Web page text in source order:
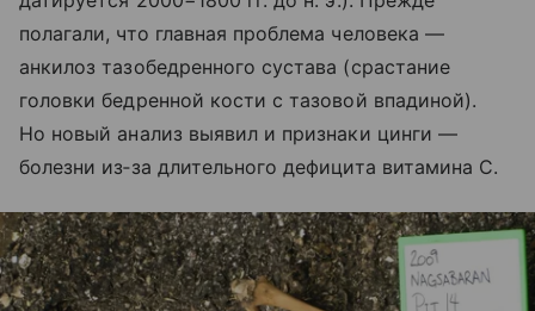
полагали, что главная проблема человека —
анкилоз тазобедренного сустава (срастание
головки бедренной кости с тазовой впадиной).
Но новый анализ выявил и признаки цинги —
болезни из‑за длительного дефицита витамина С.